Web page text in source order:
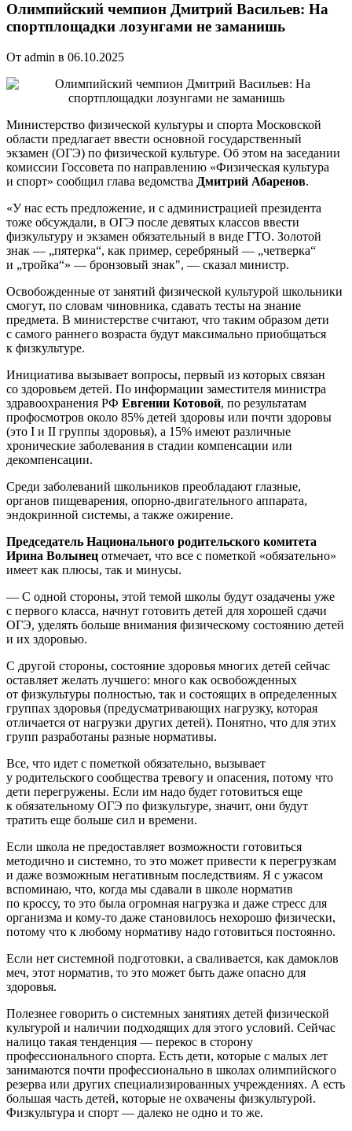
Олимпийский чемпион Дмитрий Васильев: На
спортплощадки лозунгами не заманишь
От admin в 06.10.2025
Министерство физической культуры и спорта Московской
области предлагает ввести основной государственный
экзамен (ОГЭ) по физической культуре. Об этом на заседании
комиссии Госсовета по направлению «Физическая культура
и спорт» сообщил глава ведомства Дмитрий Абаренов.
«У нас есть предложение, и с администрацией президента
тоже обсуждали, в ОГЭ после девятых классов ввести
физкультуру и экзамен обязательный в виде ГТО. Золотой
знак — „пятерка“, как пример, серебряный — „четверка“
и „тройка“» — бронзовый знак", — сказал министр.
Освобожденные от занятий физической культурой школьники
смогут, по словам чиновника, сдавать тесты на знание
предмета. В министерстве считают, что таким образом дети
с самого раннего возраста будут максимально приобщаться
к физкультуре.
Инициатива вызывает вопросы, первый из которых связан
со здоровьем детей. По информации заместителя министра
здравоохранения РФ Евгении Котовой, по результатам
профосмотров около 85% детей здоровы или почти здоровы
(это I и II группы здоровья), а 15% имеют различные
хронические заболевания в стадии компенсации или
декомпенсации.
Среди заболеваний школьников преобладают глазные,
органов пищеварения, опорно-двигательного аппарата,
эндокринной системы, а также ожирение.
Председатель Национального родительского комитета
Ирина Волынец отмечает, что все с пометкой «обязательно»
имеет как плюсы, так и минусы.
— С одной стороны, этой темой школы будут озадачены уже
с первого класса, начнут готовить детей для хорошей сдачи
ОГЭ, уделять больше внимания физическому состоянию детей
и их здоровью.
С другой стороны, состояние здоровья многих детей сейчас
оставляет желать лучшего: много как освобожденных
от физкультуры полностью, так и состоящих в определенных
группах здоровья (предусматривающих нагрузку, которая
отличается от нагрузки других детей). Понятно, что для этих
групп разработаны разные нормативы.
Все, что идет с пометкой обязательно, вызывает
у родительского сообщества тревогу и опасения, потому что
дети перегружены. Если им надо будет готовиться еще
к обязательному ОГЭ по физкультуре, значит, они будут
тратить еще больше сил и времени.
Если школа не предоставляет возможности готовиться
методично и системно, то это может привести к перегрузкам
и даже возможным негативным последствиям. Я с ужасом
вспоминаю, что, когда мы сдавали в школе норматив
по кроссу, то это была огромная нагрузка и даже стресс для
организма и кому-то даже становилось нехорошо физически,
потому что к любому нормативу надо готовиться постоянно.
Если нет системной подготовки, а сваливается, как дамоклов
меч, этот норматив, то это может быть даже опасно для
здоровья.
Полезнее говорить о системных занятиях детей физической
культурой и наличии подходящих для этого условий. Сейчас
налицо такая тенденция — перекос в сторону
профессионального спорта. Есть дети, которые с малых лет
занимаются почти профессионально в школах олимпийского
резерва или других специализированных учреждениях. А есть
большая часть детей, которые не охвачены физкультурой.
Физкультура и спорт — далеко не одно и то же.